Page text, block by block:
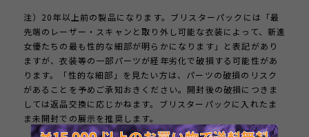
注）20年以上前の製品になります。ブリスターパックには「最
先端のレーザー・スキャンと取り外し可能な衣装によって、新進
女優たちの最も性的な細部が明らかになります」と表記があり
ますが、衣装等の一部パーツが経年劣化で破損する可能性があ
ります。「性的な細部」を見たい方は、パーツの破損のリスク
があることを予めご承知おきください。開封後の破損につきま
しては返品交換に応じかねます。ブリスターパックに入れたま
ま未開封での展示を推奨します。